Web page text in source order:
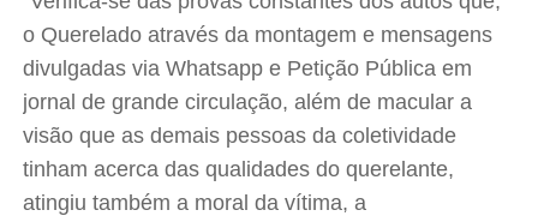
o Querelado através da montagem e mensagens
divulgadas via Whatsapp e Petição Pública em
jornal de grande circulação, além de macular a
visão que as demais pessoas da coletividade
tinham acerca das qualidades do querelante,
atingiu também a moral da vítima, a